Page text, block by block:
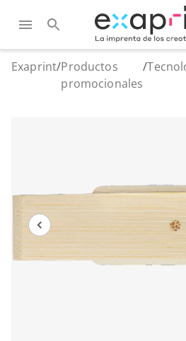
Exaprint/Productos
promocionales
/